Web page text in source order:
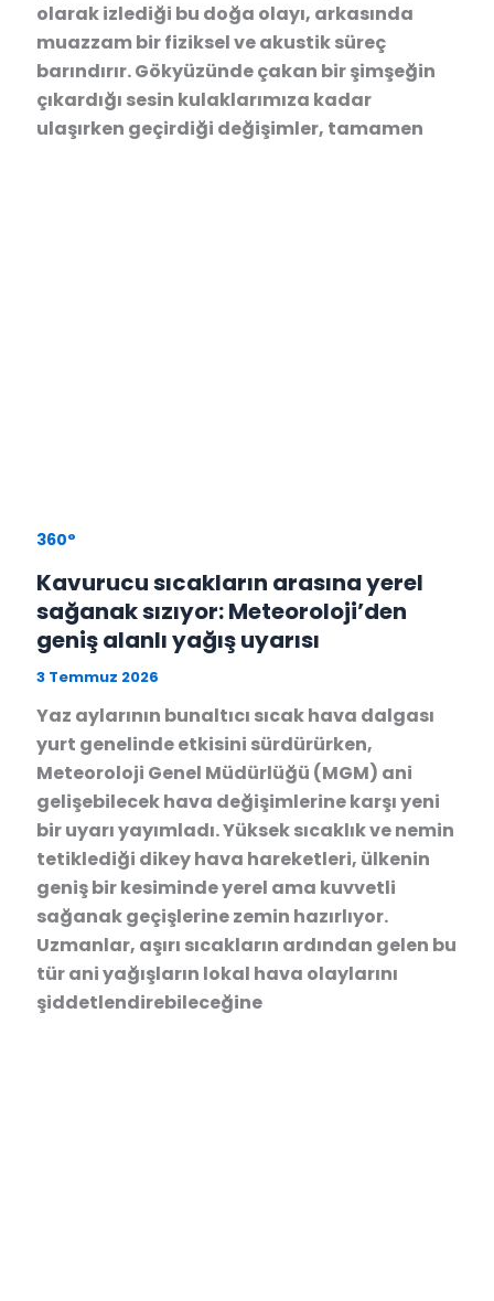
olarak izlediği bu doğa olayı, arkasında
muazzam bir fiziksel ve akustik süreç
barındırır. Gökyüzünde çakan bir şimşeğin
çıkardığı sesin kulaklarımıza kadar
ulaşırken geçirdiği değişimler, tamamen
360°
Kavurucu sıcakların arasına yerel
sağanak sızıyor: Meteoroloji’den
geniş alanlı yağış uyarısı
3 Temmuz 2026
Yaz aylarının bunaltıcı sıcak hava dalgası
yurt genelinde etkisini sürdürürken,
Meteoroloji Genel Müdürlüğü (MGM) ani
gelişebilecek hava değişimlerine karşı yeni
bir uyarı yayımladı. Yüksek sıcaklık ve nemin
tetiklediği dikey hava hareketleri, ülkenin
geniş bir kesiminde yerel ama kuvvetli
sağanak geçişlerine zemin hazırlıyor.
Uzmanlar, aşırı sıcakların ardından gelen bu
tür ani yağışların lokal hava olaylarını
şiddetlendirebileceğine